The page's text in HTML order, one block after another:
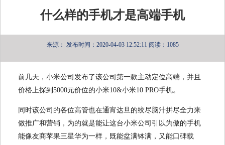
什么样的手机才是高端手机
来源： 发布时间：2020-04-03 12:52:11 阅读：1085
前几天，小米公司发布了该公司第一款主动定位高端，并且
价格上探到5000元价位的小米10&小米10 PRO手机。
同时该公司的各位高管也在通宵达旦的绞尽脑汁拼尽全力来
做推广和营销，为的就是能让这台小米公司引以为傲的手机
能像友商苹果三星华为一样，既能盆满钵满，又能口碑载